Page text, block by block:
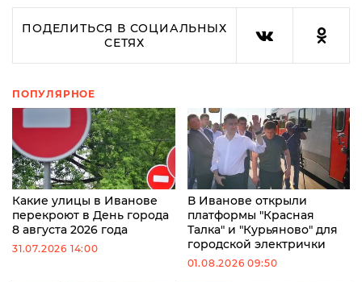
ПОДЕЛИТЬСЯ В СОЦИАЛЬНЫХ
СЕТЯХ
ПОПУЛЯРНОЕ
Какие улицы в Иванове
перекроют в День города
8 августа 2026 года
31.07.2026 14:00
В Иванове открыли
платформы "Красная
Талка" и "Курьяново" для
городской электрички
01.08.2026 09:50